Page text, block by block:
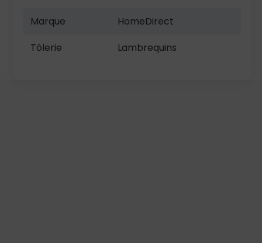
Marque
HomeDirect
Tôlerie
Lambrequins